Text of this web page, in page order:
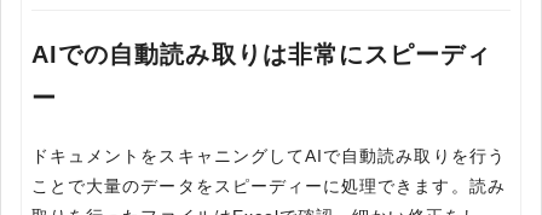
AIでの自動読み取りは非常にスピーディ
ー
ドキュメントをスキャニングしてAIで自動読み取りを行う
ことで大量のデータをスピーディーに処理できます。読み